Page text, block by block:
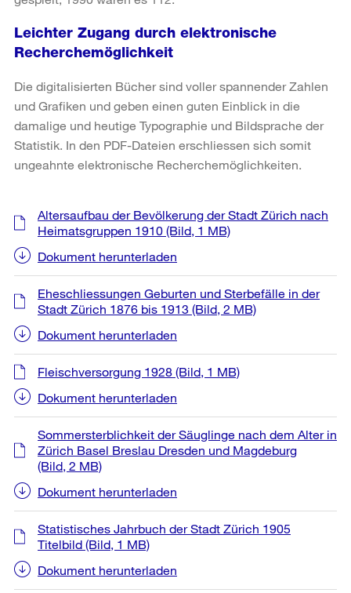
Leichter Zugang durch elektronische
Recherchemöglichkeit
Die digitalisierten Bücher sind voller spannender Zahlen
und Grafiken und geben einen guten Einblick in die
damalige und heutige Typographie und Bildsprache der
Statistik. In den PDF-Dateien erschliessen sich somit
ungeahnte elektronische Recherchemöglichkeiten.
Weitere
Informationen
Altersaufbau der Bevölkerung der Stadt Zürich nach
Heimatsgruppen 1910 (Bild, 1 MB)
Dokument herunterladen
Eheschliessungen Geburten und Sterbefälle in der
Stadt Zürich 1876 bis 1913 (Bild, 2 MB)
Dokument herunterladen
Fleischversorgung 1928 (Bild, 1 MB)
Dokument herunterladen
Sommersterblichkeit der Säuglinge nach dem Alter in
Zürich Basel Breslau Dresden und Magdeburg
(Bild, 2 MB)
Dokument herunterladen
Statistisches Jahrbuch der Stadt Zürich 1905
Titelbild (Bild, 1 MB)
Dokument herunterladen